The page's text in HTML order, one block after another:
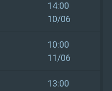
14:00
10/06
10:00
11/06
13:00